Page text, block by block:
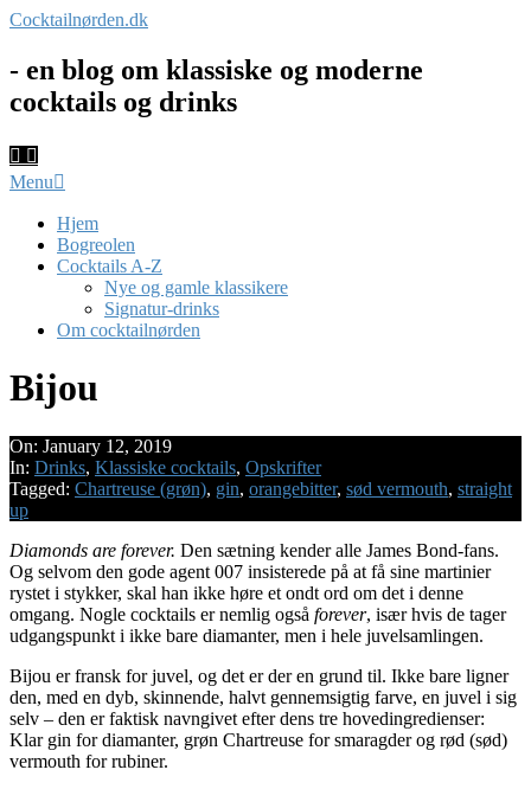
Skip
content
Cocktailnørden.dk
- en blog om klassiske og moderne
cocktails og drinks
Primary
Menu
Menu
Hjem
Bogreolen
Cocktails A-Z
Nye og gamle klassikere
Signatur-drinks
Om cocktailnørden
Bijou
On: January 12, 2019
In: Drinks, Klassiske cocktails, Opskrifter
Tagged: Chartreuse (grøn), gin, orangebitter, sød vermouth, straight
up
Diamonds are forever. Den sætning kender alle James Bond-fans.
Og selvom den gode agent 007 insisterede på at få sine martinier
rystet i stykker, skal han ikke høre et ondt ord om det i denne
omgang. Nogle cocktails er nemlig også forever, især hvis de tager
udgangspunkt i ikke bare diamanter, men i hele juvelsamlingen.
Bijou er fransk for juvel, og det er der en grund til. Ikke bare ligner
den, med en dyb, skinnende, halvt gennemsigtig farve, en juvel i sig
selv – den er faktisk navngivet efter dens tre hovedingredienser:
Klar gin for diamanter, grøn Chartreuse for smaragder og rød (sød)
vermouth for rubiner.